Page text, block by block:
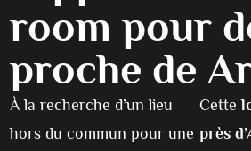
room pour
proche de
À la recherche d’un lieu
hors du commun pour une
Cette
près